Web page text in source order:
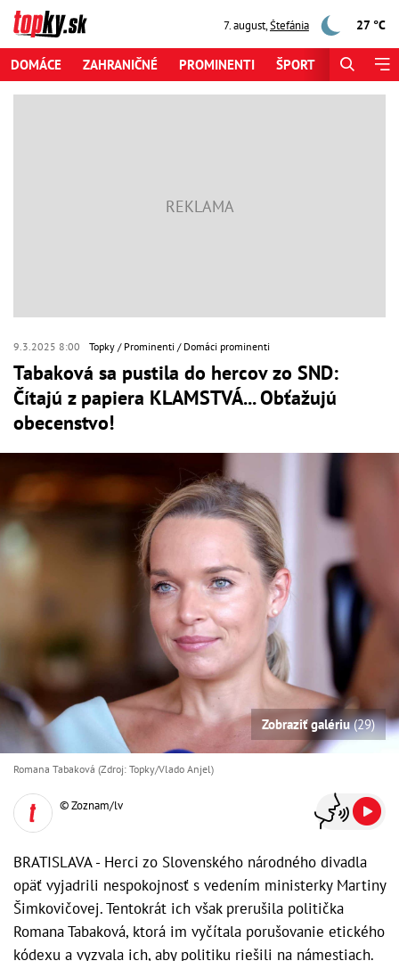
7. august,Štefánia 27 °C
DOMÁCE ZAHRANIČNÉ PROMINENTI ŠPORT
9.3.2025 8:00 Topky Prominenti Domáci prominenti
Tabaková sa pustila do hercov zo SND:
Čítajú z papiera KLAMSTVÁ... Obťažujú
obecenstvo!
Zobraziť galériu(29)
Romana Tabaková (Zdroj: Topky/Vlado Anjel)
© Zoznam/lv
BRATISLAVA - Herci zo Slovenského národného divadla
opäť vyjadrili nespokojnosť s vedením ministerky Martiny
Šimkovičovej. Tentokrát ich však prerušila politička
Romana Tabaková, ktorá im vyčítala porušovanie etického
kódexu a vyzvala ich, aby politiku riešili na námestiach.